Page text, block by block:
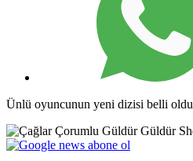
Ünlü oyuncunun yeni dizisi belli oldu